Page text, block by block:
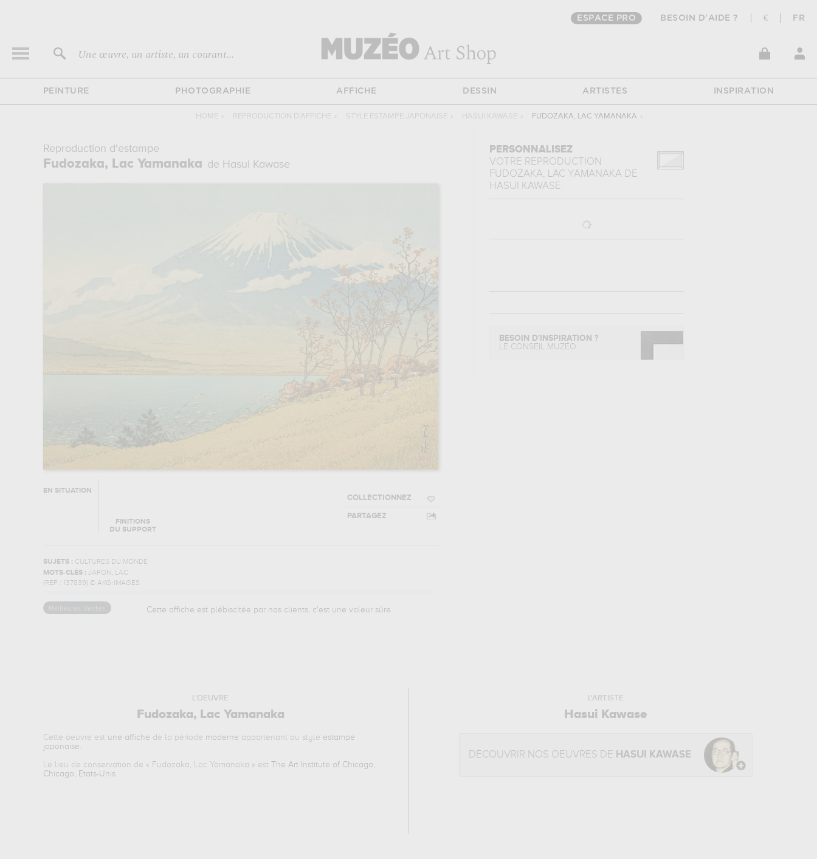
ESPACE PRO BESOIN D'AIDE ? € FR
Une œuvre, un artiste, un courant...
PEINTURE PHOTOGRAPHIE AFFICHE DESSIN ARTISTES INSPIRATION
HOME › REPRODUCTION D'AFFICHE › STYLE ESTAMPE JAPONAISE › HASUI KAWASE › FUDOZAKA, LAC YAMANAKA ›
Reproduction d'estampe
Fudozaka, Lac Yamanaka de Hasui Kawase
EN SITUATION
FINITIONS
DU SUPPORT
COLLECTIONNEZ
PARTAGEZ
SUJETS : CULTURES DU MONDE
MOTS-CLÉS : JAPON, LAC
(REF :
137839) © AKG-IMAGES
Cette affiche est plébiscitée par nos clients, c'est une valeur sûre.
PERSONNALISEZ
VOTRE REPRODUCTION
FUDOZAKA, LAC YAMANAKA DE
HASUI KAWASE
BESOIN D'INSPIRATION ?
LE CONSEIL MUZÉO
L'OEUVRE
Fudozaka, Lac Yamanaka
Cette oeuvre est une affiche de la période moderne appartenant au style estampe
japonaise.
Le lieu de conservation de « Fudozaka, Lac Yamanaka » est
The Art Institute of Chicago,
Chicago, Etats-Unis.
L'ARTISTE
Hasui Kawase
DÉCOUVRIR NOS OEUVRES DE HASUI KAWASE